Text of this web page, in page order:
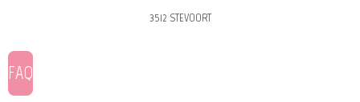
3512 STEVOORT
FAQ